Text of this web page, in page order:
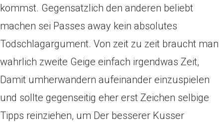
kommst. Gegensatzlich den anderen beliebt
machen sei Passes away kein absolutes
Todschlagargument. Von zeit zu zeit braucht man
wahrlich zweite Geige einfach irgendwas Zeit,
Damit umherwandern aufeinander einzuspielen
und sollte gegenseitig eher erst Zeichen selbige
Tipps reinziehen, um Der besserer Kusser